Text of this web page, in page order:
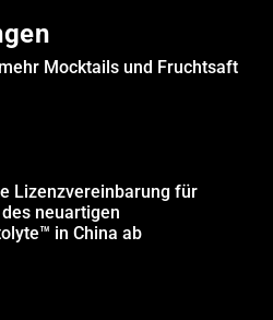
Mocktails und Fruchtsaft
Lizenzvereinbarung für
neuartigen
in China ab